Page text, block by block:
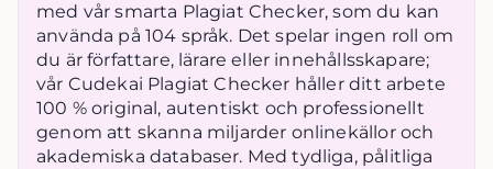
med vår smarta Plagiat Checker, som du kan
använda på 104 språk. Det spelar ingen roll om
du är författare, lärare eller innehållsskapare;
vår Cudekai Plagiat Checker håller ditt arbete
100 % original, autentiskt och professionellt
genom att skanna miljarder onlinekällor och
akademiska databaser. Med tydliga, pålitliga